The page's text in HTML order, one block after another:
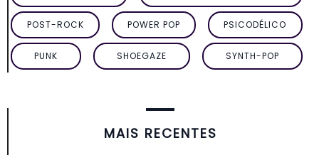
POST-ROCK POWER POP PSICODÉLICO
PUNK SHOEGAZE SYNTH-POP
MAIS RECENTES